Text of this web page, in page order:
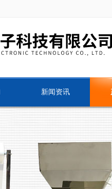
新闻资讯